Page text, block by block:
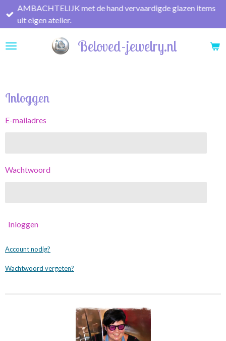
Ga
direct
de
Beloved-jewelry.nl
AMBACHTELIJK met de hand vervaardigde glazen items
uit eigen atelier.
Inloggen
E-mailadres
Wachtwoord
Inloggen
Account nodig?
Wachtwoord vergeten?